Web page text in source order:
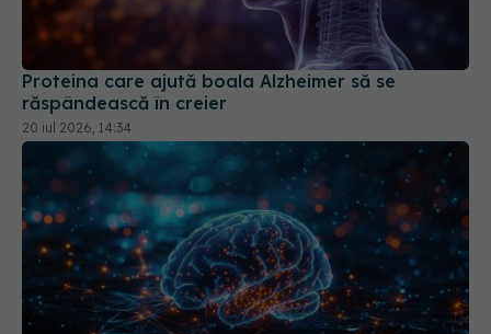
Proteina care ajută boala Alzheimer să se
răspândească în creier
20 iul 2026, 14:34